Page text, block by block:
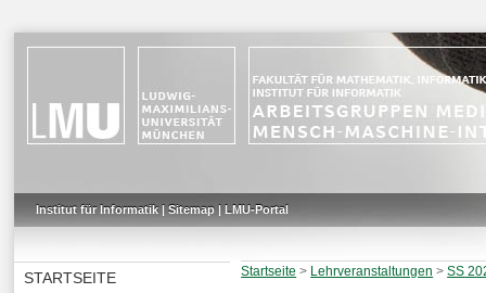
Institut für Informatik| Sitemap| LMU-Portal
STARTSEITE
Startseite > Lehrveranstaltungen >SS